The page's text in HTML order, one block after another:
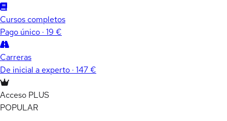
Cursos completos
Pago único · 19 €
Carreras
De inicial a experto · 147 €
Acceso PLUS
POPULAR